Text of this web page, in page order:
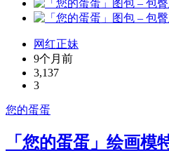
网红正妹
9个月前
3,137
3
您的蛋蛋
「您的蛋蛋」绘画模